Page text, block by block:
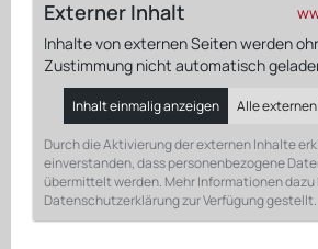
Externer Inhalt
Inhalte von externen Seiten werden
Zustimmung nicht automatisch
Inhalt einmalig anzeigen Alle
Durch die Aktivierung der externen Inhalte
einverstanden, dass personenbezogene
übermittelt werden. Mehr Informationen dazu
Datenschutzerklärung zur Verfügung gestellt.